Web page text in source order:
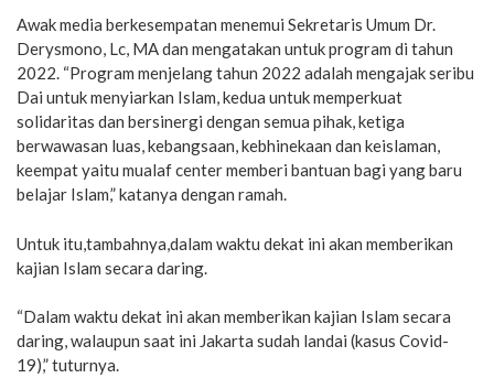
Awak media berkesempatan menemui Sekretaris Umum Dr.
Derysmono, Lc, MA dan mengatakan untuk program di tahun
2022. “Program menjelang tahun 2022 adalah mengajak seribu
Dai untuk menyiarkan Islam, kedua untuk memperkuat
solidaritas dan bersinergi dengan semua pihak, ketiga
berwawasan luas, kebangsaan, kebhinekaan dan keislaman,
keempat yaitu mualaf center memberi bantuan bagi yang baru
belajar Islam,” katanya dengan ramah.
Untuk itu,tambahnya,dalam waktu dekat ini akan memberikan
kajian Islam secara daring.
“Dalam waktu dekat ini akan memberikan kajian Islam secara
daring, walaupun saat ini Jakarta sudah landai (kasus Covid-
19),” tuturnya.